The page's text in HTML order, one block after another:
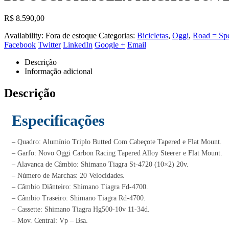
R$ 8.590,00
Availability: Fora de estoque Categorias: Bicicletas, Oggi, Road =
Facebook Twitter LinkedIn Google + Email
Descrição
Informação adicional
Descrição
Especificações
– Quadro: Alumínio Triplo Butted Com Cabeçote Tapered e Flat Mount.
– Garfo: Novo Oggi Carbon Racing Tapered Alloy Steerer e Flat Mount.
– Alavanca de Câmbio: Shimano Tiagra St-4720 (10×2) 20v.
– Número de Marchas: 20 Velocidades.
– Câmbio Diânteiro: Shimano Tiagra Fd-4700.
– Câmbio Traseiro: Shimano Tiagra Rd-4700.
– Cassette: Shimano Tiagra Hg500-10v 11-34d.
– Mov. Central: Vp – Bsa.